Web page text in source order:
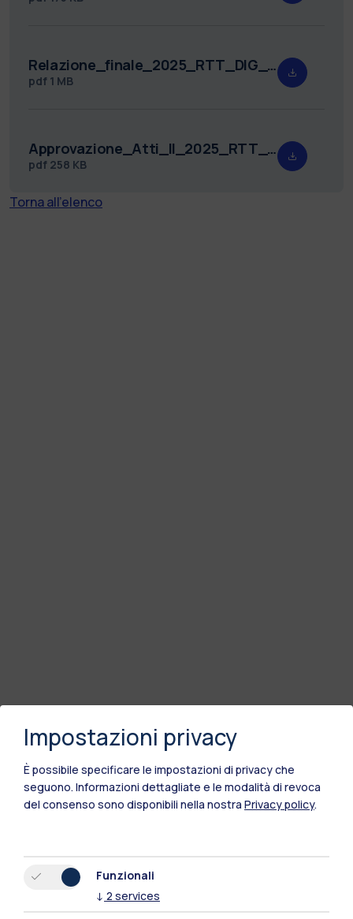
Relazione_finale_2025_RTT_DIG_11.pdf
pdf 1 MB
Approvazione_Atti_II_2025_RTT_DIG_11.pdf
pdf 258 KB
Torna all'elenco
Polimi Community
Tutti i siti dell’ecosistema
Residenze
Impostazioni privacy
È possibile specificare le impostazioni di privacy che
seguono. Informazioni dettagliate e le modalità di revoca
del consenso sono disponibili nella nostra Privacy policy.
Funzionali
↓ 2 services